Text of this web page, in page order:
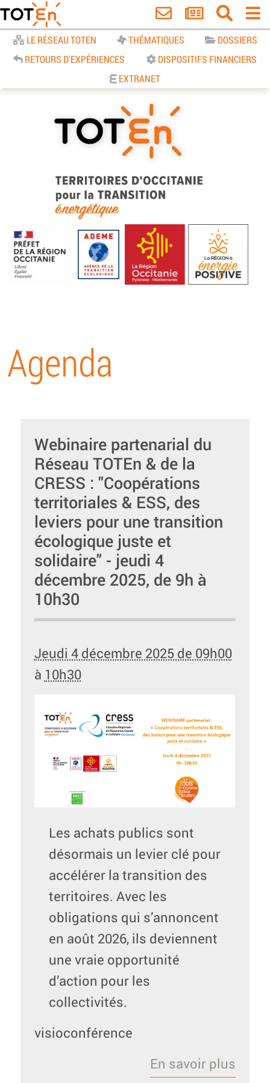
LE RÉSEAU TOTEN THÉMATIQUES
DOSSIERS
RETOURS D'EXPÉRIENCES
DISPOSITIFS FINANCIERS
EXTRANET
TOTEn Occitanie | Territoires
d’Occitanie pour la Transition
Energétique
Agenda
Webinaire partenarial du
Réseau TOTEn & de la
CRESS : "Coopérations
territoriales & ESS, des
leviers pour une transition
écologique juste et
solidaire" - jeudi 4
décembre 2025, de 9h à
10h30
Jeudi 4 décembre 2025 de 09h00
à 10h30
Les achats publics sont
désormais un levier clé pour
accélérer la transition des
territoires. Avec les
obligations qui s’annoncent
en août 2026, ils deviennent
une vraie opportunité
d’action pour les
collectivités.
visioconférence
En savoir plus